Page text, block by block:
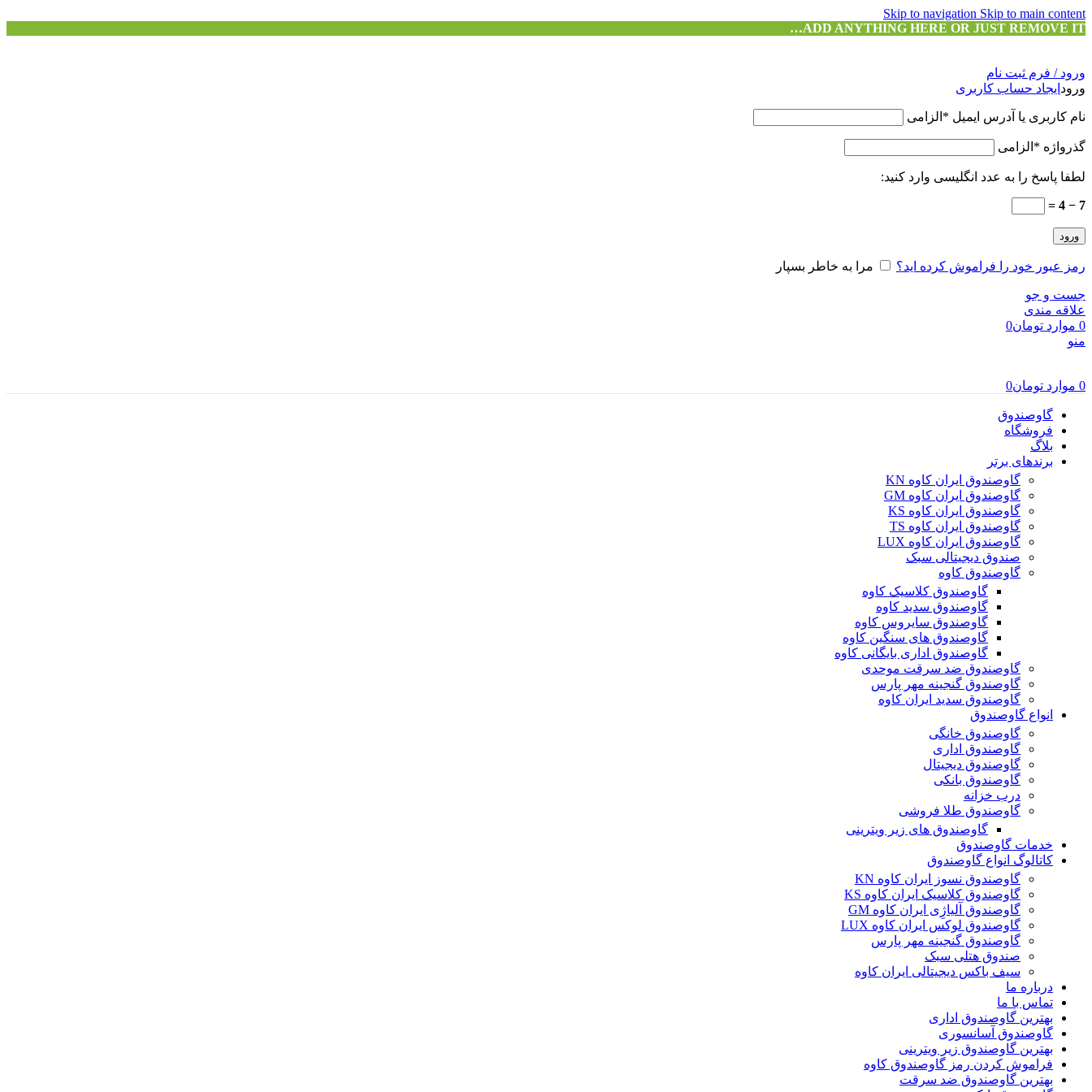
Skip to navigation Skip to main content
ADD ANYTHING HERE OR JUST REMOVE IT…
ورود / فرم ثبت نام
ورود ایجاد حساب کاربری
نام کاربری یا آدرس ایمیل * الزامی
گذرواژه * الزامی
لطفا پاسخ را به عدد انگلیسی وارد کنید:
7 − 4 =
ورود
رمز عبور خود را فراموش کرده اید؟ مرا به خاطر بسپار
جست و جو
علاقه مندی
0 موارد تومان0
منو
0 موارد تومان0
گاوصندوق
فروشگاه
بلاگ
برندهای برتر
گاوصندوق ایران کاوه KN
گاوصندوق ایران کاوه GM
گاوصندوق ایران کاوه KS
گاوصندوق ایران کاوه TS
گاوصندوق ایران کاوه LUX
صندوق دیجیتالی سبک
گاوصندوق کاوه
گاوصندوق کلاسیک کاوه
گاوصندوق سدید کاوه
گاوصندوق سایروس کاوه
گاوصندوق های سنگین کاوه
گاوصندوق اداری بایگانی کاوه
گاوصندوق ضد سرقت موحدی
گاوصندوق گنجینه مهر پارس
گاوصندوق سدید ایران کاوه
انواع گاوصندوق
گاوصندوق خانگی
گاوصندوق اداری
گاوصندوق دیجیتال
گاوصندوق بانکی
درب خزانه
گاوصندوق طلا فروشی
گاوصندوق های زیر ویترینی
خدمات گاوصندوق
کاتالوگ انواع گاوصندوق
گاوصندوق نسوز ایران کاوه KN
گاوصندوق کلاسیک ایران کاوه KS
گاوصندوق آلیاژِی ایران کاوه GM
گاوصندوق لوکس ایران کاوه LUX
گاوصندوق گنجینه مهر پارس
صندوق هتلی سبک
سیف باکس دیجیتالی ایران کاوه
درباره ما
تماس با ما
بهترین گاوصندوق اداری
گاوصندوق آسانسوری
بهترین گاوصندوق زیر ویترینی
فراموش کردن رمز گاوصندوق کاوه
بهترین گاوصندوق ضد سرقت